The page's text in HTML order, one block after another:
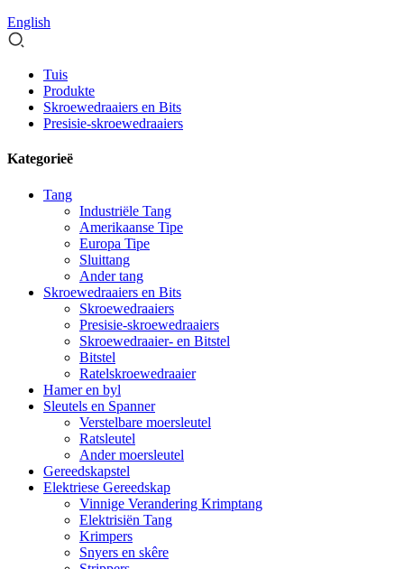
English
Tuis
Produkte
Skroewedraaiers en Bits
Presisie-skroewedraaiers
Kategorieë
Tang
Industriële Tang
Amerikaanse Tipe
Europa Tipe
Sluittang
Ander tang
Skroewedraaiers en Bits
Skroewedraaiers
Presisie-skroewedraaiers
Skroewedraaier- en Bitstel
Bitstel
Ratelskroewedraaier
Hamer en byl
Sleutels en Spanner
Verstelbare moersleutel
Ratsleutel
Ander moersleutel
Gereedskapstel
Elektriese Gereedskap
Vinnige Verandering Krimptang
Elektrisiën Tang
Krimpers
Snyers en skêre